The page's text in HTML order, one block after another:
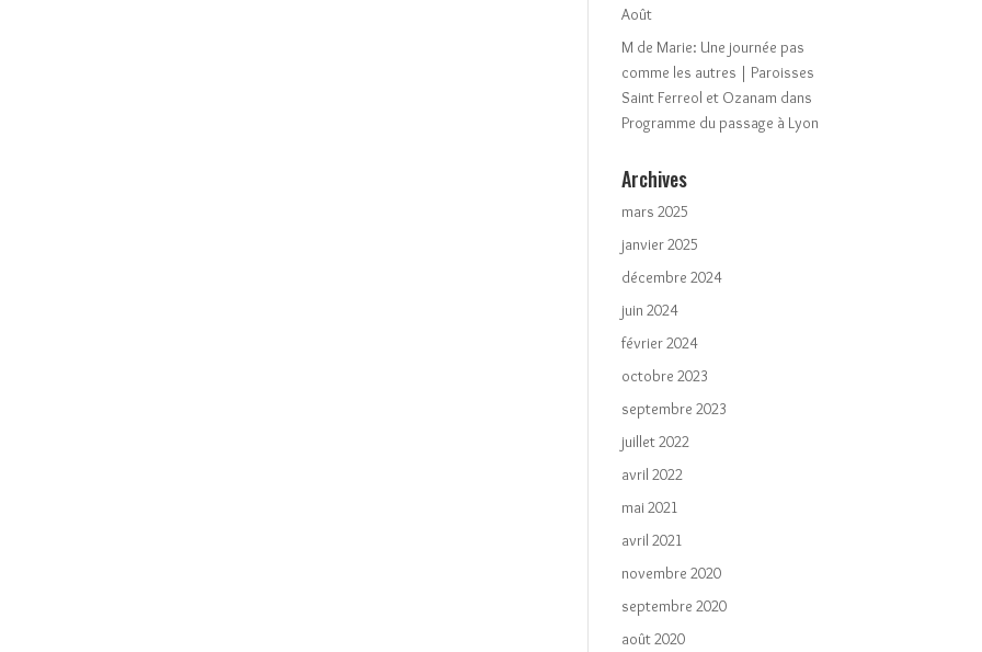
Août
M de Marie: Une journée pas
comme les autres | Paroisses
Saint Ferreol et Ozanam dans
Programme du passage à Lyon
Archives
mars 2025
janvier 2025
décembre 2024
juin 2024
février 2024
octobre 2023
septembre 2023
juillet 2022
avril 2022
mai 2021
avril 2021
novembre 2020
septembre 2020
août 2020